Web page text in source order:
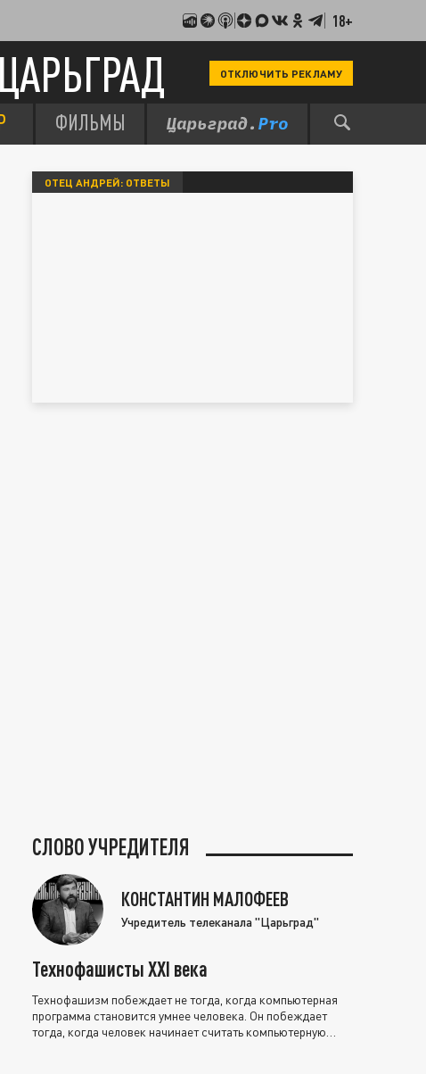
18+
ЦАРЬГРАД ОТКЛЮЧИТЬ РЕКЛАМУ
ФИЛЬМЫ
ОТЕЦ АНДРЕЙ: ОТВЕТЫ
СЛОВО УЧРЕДИТЕЛЯ
КОНСТАНТИН МАЛОФЕЕВ
Учредитель телеканала "Царьград"
Технофашисты XXI века
Технофашизм побеждает не тогда, когда компьютерная
программа становится умнее человека. Он побеждает
тогда, когда человек начинает считать компьютерную